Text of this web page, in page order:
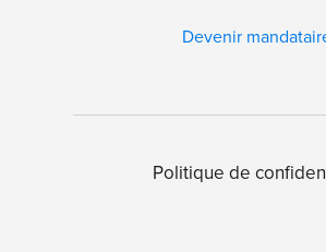
Devenir
Politique de